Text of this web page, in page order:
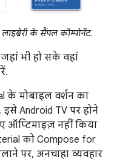
के सैंपल कॉम्पोनेंट.
भी हो सके वहां
के मोबाइल वर्शन का
Android TV पर होने
ऑप्टिमाइज़ नहीं किया
को Compose for
पर, अनचाहा व्यवहार